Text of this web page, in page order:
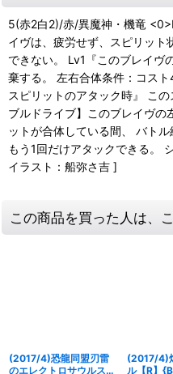
5(赤2白2)/赤/異魔神・機竜
イヴは、疲労せず、スピリット
できない。 Lv1『このブレイヴ
棄する。 左右合体条件：コス
スピリットのアタック時』 こ
ブルドライブ】このブレイヴの
ットが合体している間、 バト
もう1回だけアタックできる。
イラスト：船弥さ吉 ]
この商品を買った人は、
(2017/4)恐龍同盟刃雷
のエレクトロサウルス
(2017/4)
ル【R】